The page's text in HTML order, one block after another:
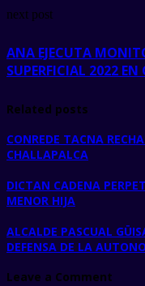
next post
ANA EJECUTA
SUPERFICIAL 2022
Related posts
CONREDE TACNA
CHALLAPALCA
DICTAN CADENA
MENOR HIJA
ALCALDE PASCUAL
DEFENSA DE LA
Leave a Comment